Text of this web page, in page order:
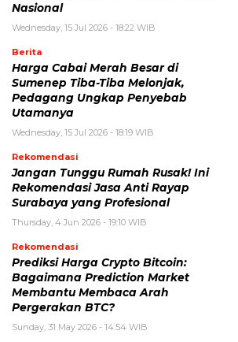
Nasional
Wednesday, 15 Jul 2026 - 18:22 WIB
Berita
Harga Cabai Merah Besar di
Sumenep Tiba-Tiba Melonjak,
Pedagang Ungkap Penyebab
Utamanya
Wednesday, 15 Jul 2026 - 18:19 WIB
Rekomendasi
Jangan Tunggu Rumah Rusak! Ini
Rekomendasi Jasa Anti Rayap
Surabaya yang Profesional
Thursday, 4 Jun 2026 - 19:10 WIB
Rekomendasi
Prediksi Harga Crypto Bitcoin:
Bagaimana Prediction Market
Membantu Membaca Arah
Pergerakan BTC?
Sunday, 31 May 2026 - 14:54 WIB